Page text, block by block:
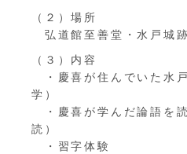
（２）場所
弘道館至善堂・水戸城跡
（３）内容
・慶喜が住んでいた水
学）
・慶喜が学んだ論語を
読）
・習字体験